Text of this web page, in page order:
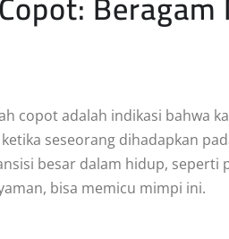
copot adalah indikasi bahwa
seseorang dihadapkan
besar dalam hidup, seperti
bisa memicu mimpi ini.